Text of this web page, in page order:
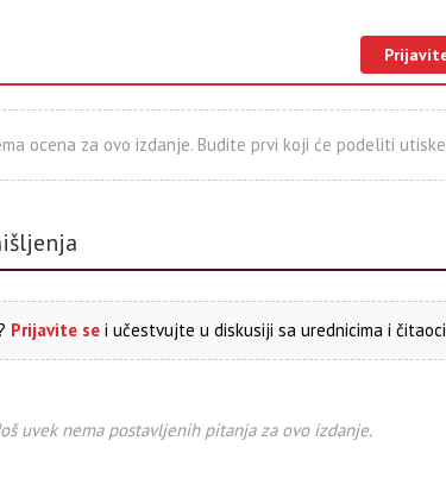
ocena za ovo izdanje. Budite prvi koji će podeliti
Prijavite se i učestvujte u diskusiji sa urednicima i
uvek nema postavljenih pitanja za ovo izdanje.